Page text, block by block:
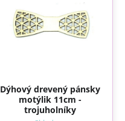
Dýhový drevený pánsky
motýlik 11cm -
trojuholníky